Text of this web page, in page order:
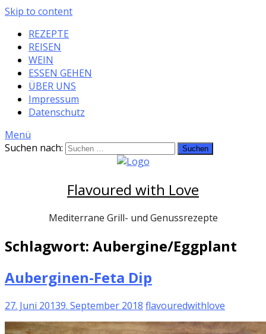
Skip to content
REZEPTE
REISEN
WEIN
ESSEN GEHEN
ÜBER UNS
Impressum
Datenschutz
Menü
Suchen nach:
Flavoured with Love
Mediterrane Grill- und Genussrezepte
Schlagwort: Aubergine/Eggplant
Auberginen-Feta Dip
27. Juni 20139. September 2018 flavouredwithlove